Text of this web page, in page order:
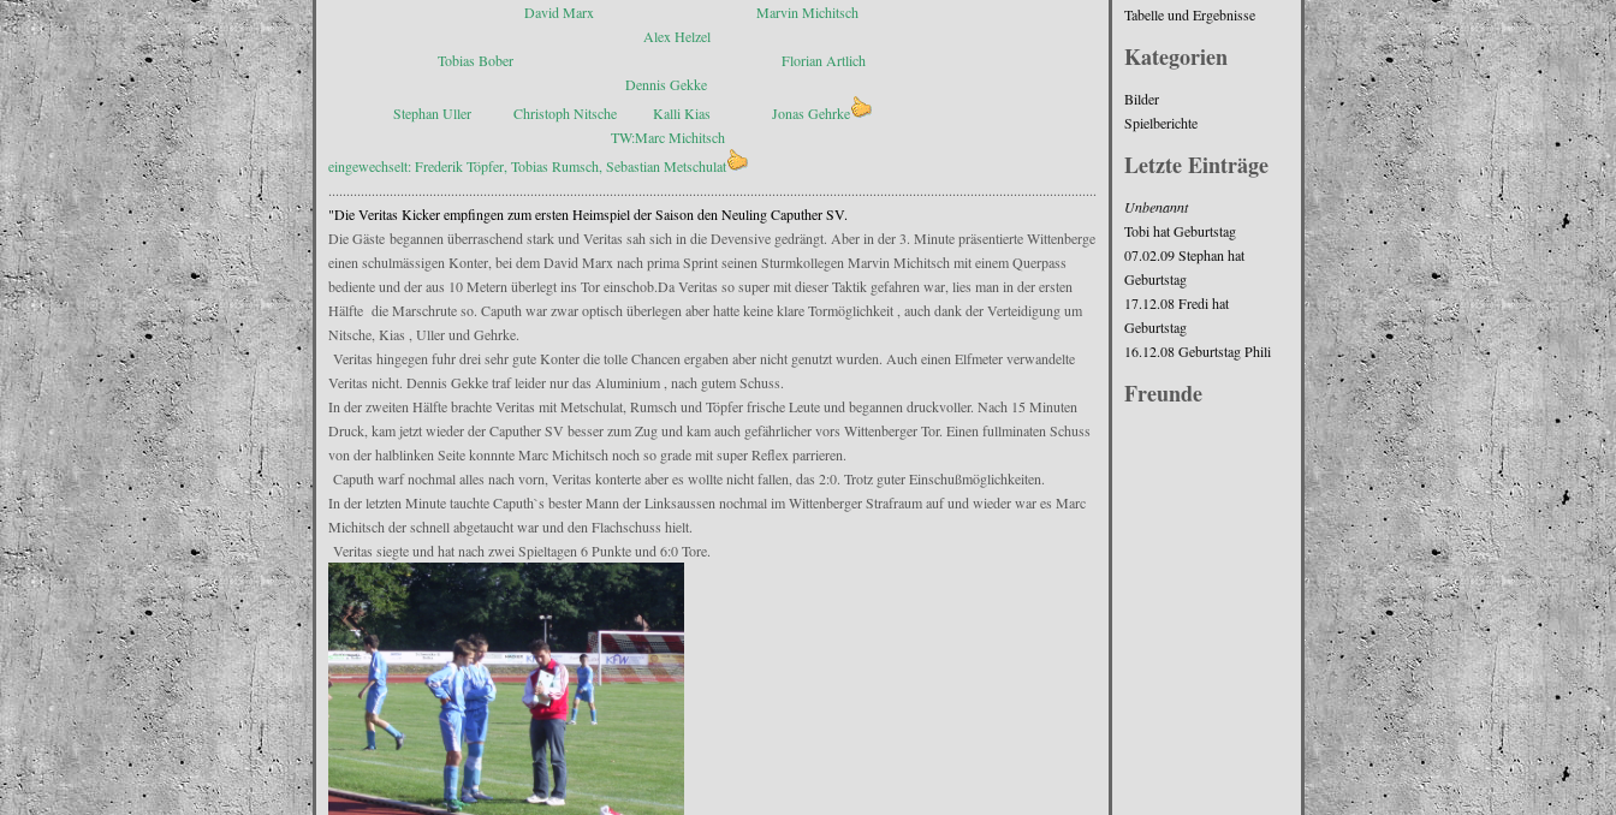
David Marx Marvin Michitsch
Alex Helzel
Tobias Bober Florian Artlich
Dennis Gekke
Stephan Uller Christoph Nitsche Kalli Kias Jonas Gehrke
TW:Marc Michitsch
eingewechselt: Frederik Töpfer, Tobias Rumsch, Sebastian Metschulat
.....................................................................................................................................................................................................................
"Die Veritas Kicker empfingen zum ersten Heimspiel der Saison den Neuling Caputher SV.
Die Gäste begannen überraschend stark und Veritas sah sich in die Devensive gedrängt. Aber in der 3. Minute präsentierte Wittenberge
einen schulmässigen Konter, bei dem David Marx nach prima Sprint seinen Sturmkollegen Marvin Michitsch mit einem Querpass
bediente und der aus 10 Metern überlegt ins Tor einschob.Da Veritas so super mit dieser Taktik gefahren war, lies man in der ersten
Hälfte die Marschrute so. Caputh war zwar optisch überlegen aber hatte keine klare Tormöglichkeit , auch dank der Verteidigung um
Nitsche, Kias , Uller und Gehrke.
Veritas hingegen fuhr drei sehr gute Konter die tolle Chancen ergaben aber nicht genutzt wurden. Auch einen Elfmeter verwandelte
Veritas nicht. Dennis Gekke traf leider nur das Aluminium , nach gutem Schuss.
In der zweiten Hälfte brachte Veritas mit Metschulat, Rumsch und Töpfer frische Leute und begannen druckvoller. Nach 15 Minuten
Druck, kam jetzt wieder der Caputher SV besser zum Zug und kam auch gefährlicher vors Wittenberger Tor. Einen fullminaten Schuss
von der halblinken Seite konnnte Marc Michitsch noch so grade mit super Reflex parrieren.
Caputh warf nochmal alles nach vorn, Veritas konterte aber es wollte nicht fallen, das 2:0. Trotz guter Einschußmöglichkeiten.
In der letzten Minute tauchte Caputh`s bester Mann der Linksaussen nochmal im Wittenberger Strafraum auf und wieder war es Marc
Michitsch der schnell abgetaucht war und den Flachschuss hielt.
Veritas siegte und hat nach zwei Spieltagen 6 Punkte und 6:0 Tore.
Tabelle und Ergebnisse
Kategorien
Bilder
Spielberichte
Letzte Einträge
Unbenannt
Tobi hat Geburtstag
07.02.09 Stephan hat
Geburtstag
17.12.08 Fredi hat
Geburtstag
16.12.08 Geburtstag Phili
Freunde